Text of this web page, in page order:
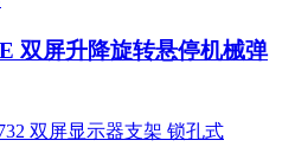
双屏升降旋转悬停机械弹